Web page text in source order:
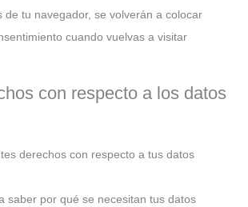
de tu navegador, se volverán a colocar
cuando vuelvas a visitar
con respecto a los datos
derechos con respecto a tus datos
saber por qué se necesitan tus datos